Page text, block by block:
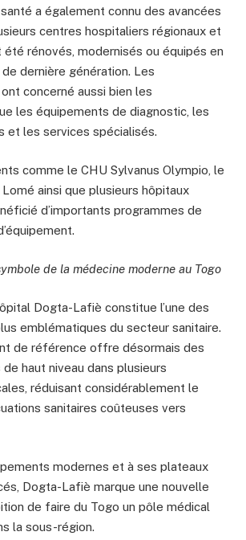
a également connu des avancées
centres hospitaliers régionaux et
rénovés, modernisés ou équipés en
dernière génération. Les
concerné aussi bien les
les équipements de diagnostic, les
et les services spécialisés.
comme le CHU Sylvanus Olympio, le
ainsi que plusieurs hôpitaux
d’importants programmes de
de la médecine moderne au Togo
Dogta-Lafiè constitue l’une des
emblématiques du secteur sanitaire.
de référence offre désormais des
haut niveau dans plusieurs
réduisant considérablement le
sanitaires coûteuses vers
modernes et à ses plateaux
Dogta-Lafiè marque une nouvelle
de faire du Togo un pôle médical
la sous-région.